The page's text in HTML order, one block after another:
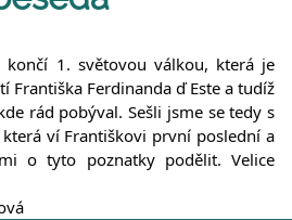
1. světovou válkou, která je
Františka Ferdinanda ď Este a tudíž
rád pobýval. Sešli jsme se tedy s
ví Františkovi první poslední a
o tyto poznatky podělit. Velice